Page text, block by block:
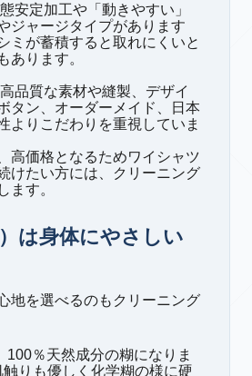
安定加工や「動きやすい」
ジャージタイプがあります
ミが蓄積すると取れにくいと
あります。
高品質な素材や縫製、デザイ
タン、オーダーメイド、日本
よりこだわりを重視していま
高価格となるためワイシャツ
けたい方には、クリーニング
ます。
は身体にやさしい
地を選べるのもクリーニング
100％天然成分の糊になりま
りも優しく化学糊の様に硬